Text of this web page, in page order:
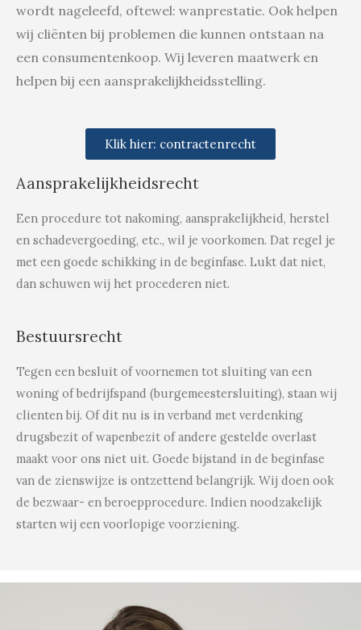
wordt nageleefd, oftewel: wanprestatie. Ook helpen
wij cliënten bij problemen die kunnen ontstaan na
een consumentenkoop. Wij leveren maatwerk en
helpen bij een aansprakelijkheidsstelling.
Klik hier: contractenrecht
Aansprakelijkheidsrecht
Een procedure tot nakoming, aansprakelijkheid, herstel
en schadevergoeding, etc., wil je voorkomen. Dat regel je
met een goede schikking in de beginfase. Lukt dat niet,
dan schuwen wij het procederen niet.
Bestuursrecht
Tegen een besluit of voornemen tot sluiting van een
woning of bedrijfspand (burgemeestersluiting), staan wij
clienten bij. Of dit nu is in verband met verdenking
drugsbezit of wapenbezit of andere gestelde overlast
maakt voor ons niet uit. Goede bijstand in de beginfase
van de zienswijze is ontzettend belangrijk. Wij doen ook
de bezwaar- en beroepprocedure. Indien noodzakelijk
starten wij een voorlopige voorziening.